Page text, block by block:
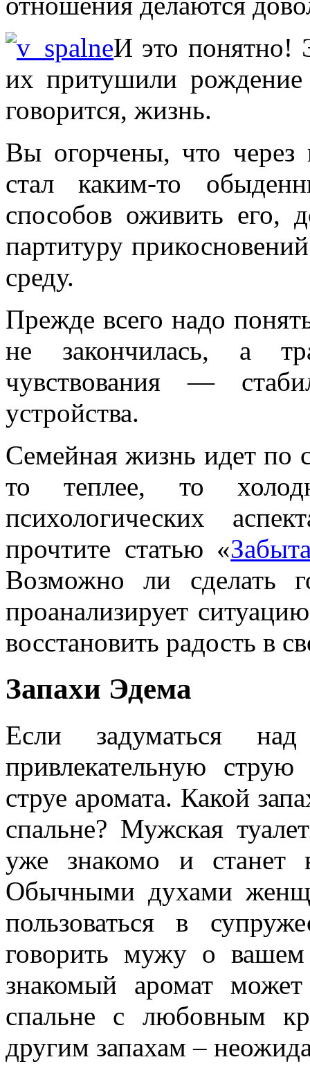
И это понятно!
их притушили
говорится, жизнь.
Вы огорчены, что через
стал каким-то
способов оживить его,
партитуру
среду.
Прежде всего надо
не закончилась, а
чувствования —
устройства.
Семейная жизнь идет
то теплее, то
психологических
прочтите статью «
Возможно ли сделать
проанализирует
восстановить радость в
Запахи Эдема
Если задуматься
привлекательную
струе аромата. Какой
спальне? Мужская
уже знакомо и станет
Обычными духами
пользоваться в
говорить мужу о вашем
знакомый аромат
спальне с любовным
другим запахам –